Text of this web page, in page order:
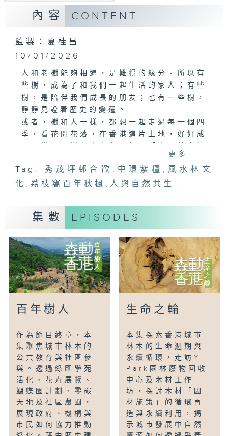
內容 CONTENT
監製：夏桂昌
10/01/2026
人和老樹能夠相遇，是難得的緣分。所以有
些樹，成為了和我們一起生活的家人；有些
樹，是陪伴我們成長的朋友；也有一些樹，
靜靜見證着歷史的變遷。
或者，樹和人一樣，都想一起走過每一個四
季，看花開花落，在香港這片土地，好好成
更多...
Tag: 秀茂坪邨合歡 , 中環紫檀 , 風水林文
化 , 荔枝窩百年秋楓 , 人與自然共生
集數 EPISODES
百年樹人
作為節目終章，本
集聚焦城市林木的
公共教育與社區參
與。透過綠匯學苑
活化、花卉展覽、
蝴蝶園計劃、零碳
天地及社區農圃，
展現政府、機構與
市民如何協力推動
生命之輪
本集探索香港城市
林木的生命週期與
永續循環，走訪Y
Park園林廢物回收
中心及木材工作
坊，探討木材「因
材施策」的循環再
造與永續利用，揭
示城市發展中自然